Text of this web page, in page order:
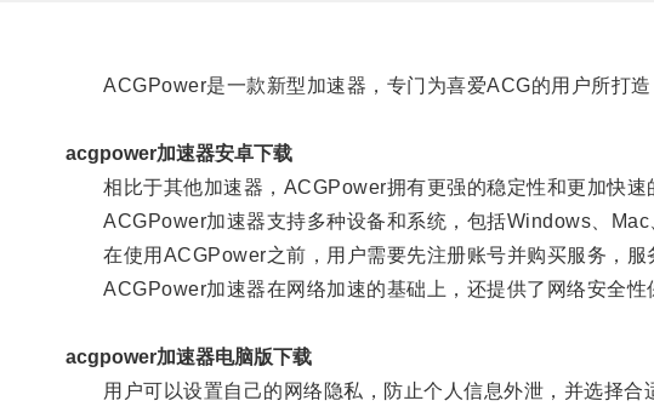
ACGPower是一款新型加速器，专门为喜爱ACG的用户所打造
acgpower加速器安卓下载
相比于其他加速器，ACGPower拥有更强的稳定性和更加快速
ACGPower加速器支持多种设备和系统，包括Windows、Mac
在使用ACGPower之前，用户需要先注册账号并购买服务，服
ACGPower加速器在网络加速的基础上，还提供了网络安全性
acgpower加速器电脑版下载
用户可以设置自己的网络隐私，防止个人信息外泄，并选择合